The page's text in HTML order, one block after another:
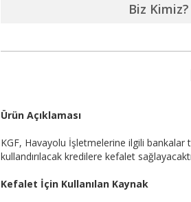
Biz Kimiz?
Ürün Açıklaması
KGF, Havayolu İşletmelerine ilgili
kullandırılacak kredilere kefalet
Kefalet İçin Kullanılan Kaynak